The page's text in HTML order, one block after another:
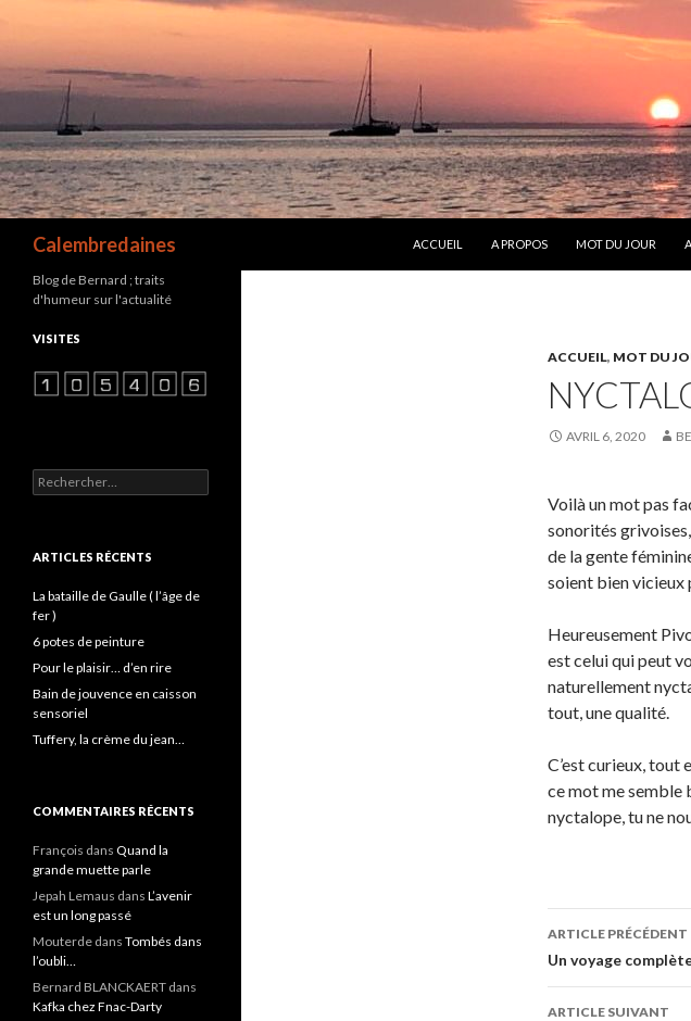
Calembredaines
ACCUEIL
A PROPOS MOT DU JOUR
ACCUEIL, MOT DU
AVRIL 6, 2020
Voilà un mot pas
sonorités
de la gente
soient bien vicieux
Heureusement
est celui qui peut
naturellement
tout, une qualité.
C’est curieux, tout
ce mot me semble
nyctalope, tu ne
Navigation
des
articles
ARTICLE PRÉCÉDENT
Un voyage
ARTICLE SUIVANT
Blog de Bernard ; traits
d'humeur sur l'actualité
VISITES
Rechercher :
ARTICLES RÉCENTS
La bataille de Gaulle ( l’âge de
fer )
6 potes de peinture
Pour le plaisir… d’en rire
Bain de jouvence en caisson
sensoriel
Tuffery, la crème du jean…
COMMENTAIRES RÉCENTS
François dans Quand la
grande muette parle
Jepah Lemaus dans L’avenir
est un long passé
Mouterde dans Tombés dans
l’oubli…
Bernard BLANCKAERT dans
Kafka chez Fnac-Darty